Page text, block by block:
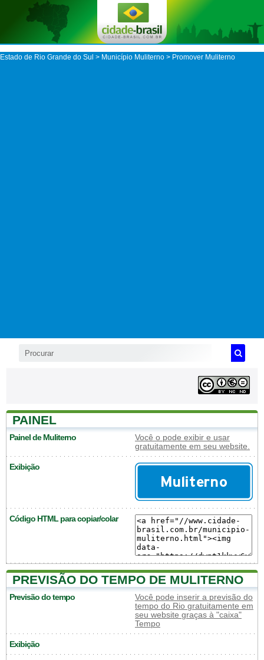
Estado de Rio Grande do Sul > Município Muliterno > Promover Muliterno
PAINEL
Painel de Muliterno
Você o pode exibir e usar
gratuitamente em seu website.
Exibição
Código HTML para copiar/colar
PREVISÃO DO TEMPO DE MULITERNO
Previsão do tempo
Você pode inserir a previsão do
tempo do Rio gratuitamente em
seu website graças à "caixa"
Tempo
Exibição